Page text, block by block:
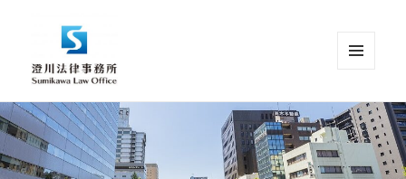
Sumikawa Law Office | Japan |
English Speaking Lawyer |
Attorney at Law
WIDGETS